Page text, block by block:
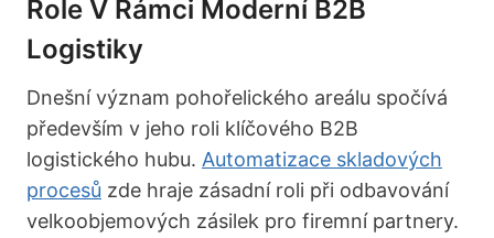
Role V Rámci Moderní B2B
Logistiky
Dnešní význam pohořelického areálu spočívá
především v jeho roli klíčového B2B
logistického hubu. Automatizace skladových
procesů zde hraje zásadní roli při odbavování
velkoobjemových zásilek pro firemní partnery.